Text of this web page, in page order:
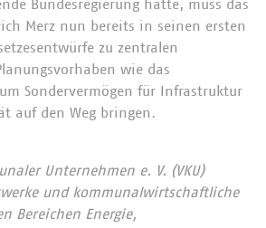
Bundesregierung hatte, muss das
Merz nun bereits in seinen ersten
zu zentralen
wie das
Sondervermögen für Infrastruktur
auf den Weg bringen.
Unternehmen e. V. (VKU)
und kommunalwirtschaftliche
Bereichen Energie,